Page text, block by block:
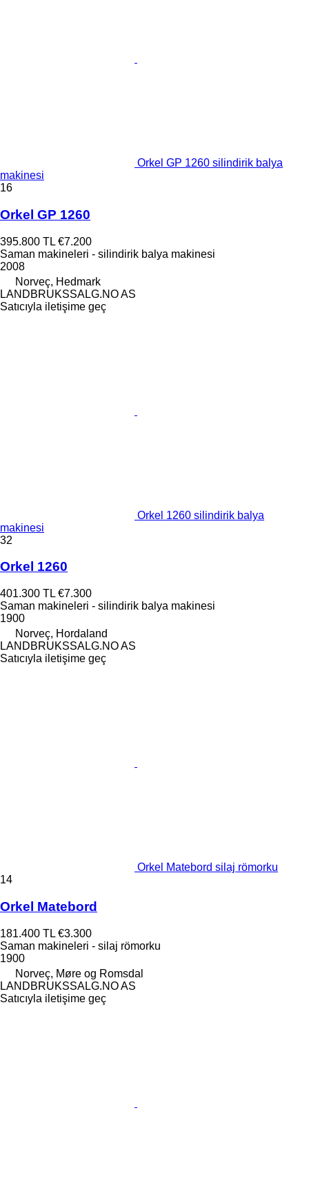
Orkel GP 1260 silindirik balya
makinesi
16
Orkel GP 1260
395.800 TL €7.200
Saman makineleri - silindirik balya makinesi
2008
Norveç, Hedmark
LANDBRUKSSALG.NO AS
Satıcıyla iletişime geç
Orkel 1260 silindirik balya
makinesi
32
Orkel 1260
401.300 TL €7.300
Saman makineleri - silindirik balya makinesi
1900
Norveç, Hordaland
LANDBRUKSSALG.NO AS
Satıcıyla iletişime geç
Orkel Matebord silaj römorku
14
Orkel Matebord
181.400 TL €3.300
Saman makineleri - silaj römorku
1900
Norveç, Møre og Romsdal
LANDBRUKSSALG.NO AS
Satıcıyla iletişime geç